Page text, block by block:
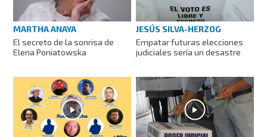
MARTHA ANAYA
El secreto de la sonrisa de
Elena Poniatowska
JESÚS SILVA-HERZOG
Empatar futuras elecciones
judiciales sería un desastre